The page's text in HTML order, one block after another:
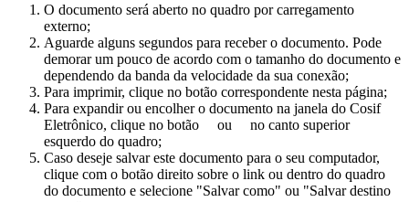
O documento será aberto no quadro por carregamento
externo;
Aguarde alguns segundos para receber o documento. Pode
demorar um pouco de acordo com o tamanho do documento e
dependendo da banda da velocidade da sua conexão;
Para imprimir, clique no botão correspondente nesta página;
Para expandir ou encolher o documento na janela do Cosif
Eletrônico, clique no botão
ou
no canto superior
esquerdo do quadro;
Caso deseje salvar este documento para o seu computador,
clique com o botão direito sobre o link ou dentro do quadro
do documento e selecione "Salvar como" ou "Salvar destino